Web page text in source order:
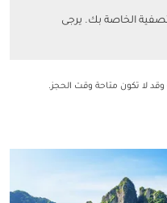
الخاصة بك. يرجى